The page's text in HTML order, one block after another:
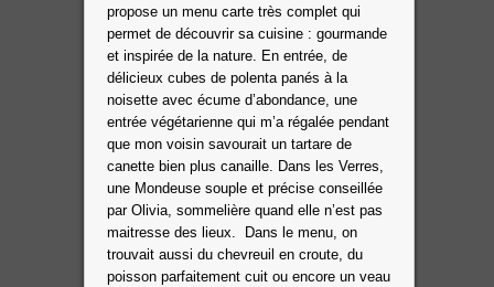
propose un menu carte très complet qui
permet de découvrir sa cuisine : gourmande
et inspirée de la nature. En entrée, de
délicieux cubes de polenta panés à la
noisette avec écume d’abondance, une
entrée végétarienne qui m’a régalée pendant
que mon voisin savourait un tartare de
canette bien plus canaille. Dans les Verres,
une Mondeuse souple et précise conseillée
par Olivia, sommelière quand elle n’est pas
maitresse des lieux.
Dans le menu, on
trouvait aussi du chevreuil en croute, du
poisson parfaitement cuit ou encore un veau